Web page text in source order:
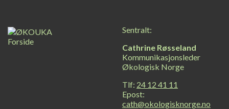
Sentralt:
Cathrine Røsseland
Kommunikasjonsleder
Økologisk Norge
Tlf: 24 12 41 11
Epost:
cath@okologisknorge.no